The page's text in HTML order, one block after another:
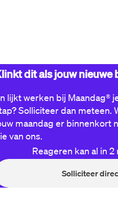
dit als jouw nieuwe
lijkt werken bij Maandag®
Solliciteer dan meteen.
maandag er binnenkort
van ons.
Reageren kan al in 2
Solliciteer